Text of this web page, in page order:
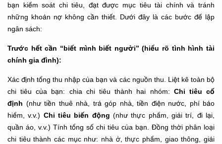
bạn kiểm soát chi tiêu, đạt được mục tiêu tài chính và tránh
những khoản nợ không cần thiết. Dưới đây là các bước để lập
ngân sách:
Trước hết cần “biết mình biết người” (hiểu rõ tình hình tài
chính gia đình):
Xác định tổng thu nhập của bạn và các nguồn thu. Liệt kê toàn bộ
chi tiêu của bạn: chia chi tiêu thành hai nhóm: Chi tiêu cố
định (như tiền thuê nhà, trả góp nhà, tiền điện nước, phí bảo
hiểm, v.v.) Chi tiêu biến động(như thực phẩm, giải trí, đi lại,
quần áo, v.v.) Tính tổng số chi tiêu của bạn. Đồng thời phân loại
chi tiêu thành các mục như: nhà ở, thực phẩm, giao thông, giải